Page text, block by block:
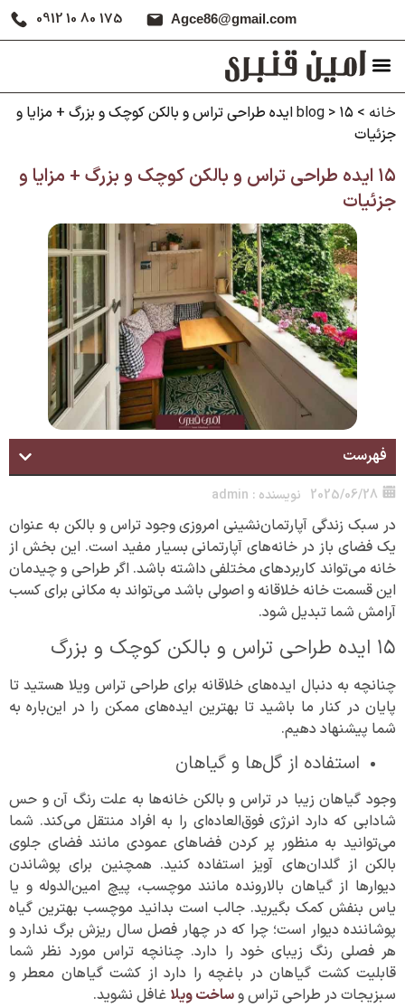
0912 10 80 175 Agce86@gmail.com
خانه>
blog >
۱۵ ایده طراحی تراس و بالکن کوچک و بزرگ + مزایا و
جزئیات
۱۵ ایده طراحی تراس و بالکن کوچک و بزرگ + مزایا و
جزئیات
فهرست
2025/06/28 نویسنده : admin
در سبک زندگی آپارتمان‌نشینی امروزی وجود تراس و بالکن به عنوان
یک فضای باز در خانه‌های آپارتمانی بسیار مفید است. این بخش از
خانه می‌تواند کاربردهای مختلفی داشته باشد. اگر طراحی و چیدمان
این قسمت خانه خلاقانه و اصولی باشد می‌تواند به مکانی برای کسب
آرامش شما تبدیل شود.
۱۵ ایده طراحی تراس و بالکن کوچک و بزرگ
چنانچه به دنبال ایده‌های خلاقانه برای طراحی تراس ویلا هستید تا
پایان در کنار ما باشید تا بهترین ایده‌های ممکن را در این‌باره به
شما پیشنهاد دهیم.
استفاده از گل‌ها و گیاهان
وجود گیاهان زیبا در تراس و بالکن خانه‌ها به علت رنگ آن و حس
شادابی که دارد انرژی فوق‌العاده‌ای را به افراد منتقل می‌کند. شما
می‌توانید به منظور پر کردن فضاهای عمودی مانند فضای جلوی
بالکن از گلدان‌های آویز استفاده کنید. همچنین برای پوشاندن
دیوارها از گیاهان بالارونده مانند موچسب، پیچ امین‌الدوله و یا
یاس بنفش کمک بگیرید. جالب است بدانید موچسب بهترین گیاه
پوشاننده دیوار است؛ چرا که در چهار فصل سال ریزش برگ ندارد و
هر فصلی رنگ زیبای خود را دارد. چنانچه تراس مورد نظر شما
قابلیت کشت گیاهان در باغچه را دارد از کشت گیاهان معطر و
سبزیجات در طراحی تراس وساخت ویلاغافل نشوید.